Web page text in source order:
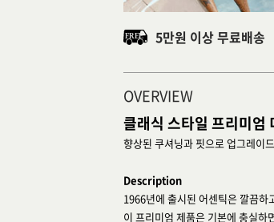
5만원 이상 무료배송
OVERVIEW
클래식 스타일 프리미엄
향상된 쿠셔닝과 핏으로 업그레이
Description
1966년에 출시된 어센틱은 깔끔하
이 프리미엄 제품은 기본에 충실